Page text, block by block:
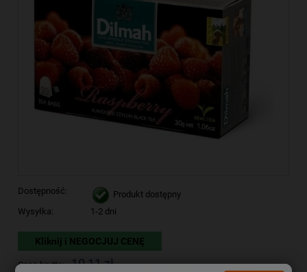
Dostępność:
Produkt dostępny
Wysyłka:
1-2 dni
Kliknij i NEGOCJUJ CENĘ
Cena brutto: 10,11 zł